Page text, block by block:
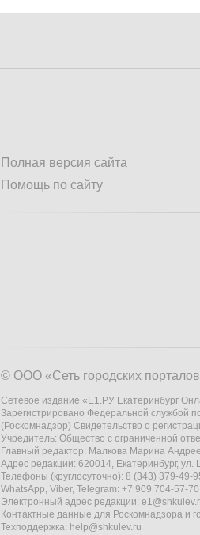
Полная версия сайта
Помощь по сайту
© ООО «Сеть городских
Сетевое издание «Е1.РУ Екатеринбург
Зарегистрировано Федеральной службой
(Роскомнадзор) Свидетельство о
Учредитель: Общество с ограниченной
Главный редактор: Малкова Марина
Адрес редакции: 620014, Екатеринбург,
Телефоны (круглосуточно): 8 (343) 379-49-
WhatsApp, Viber, Telegram: +7 909 704-57-70
Электронный адрес редакции:
Контактные данные для Роскомнадзора и
Техподдержка: help@shkulev.ru